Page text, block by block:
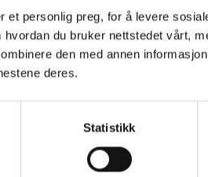
personlig preg, for å levere
du bruker nettstedet vårt,
den med annen
deres.
Statistikk